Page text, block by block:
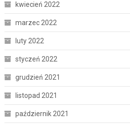
kwiecień 2022
marzec 2022
luty 2022
styczeń 2022
grudzień 2021
listopad 2021
październik 2021